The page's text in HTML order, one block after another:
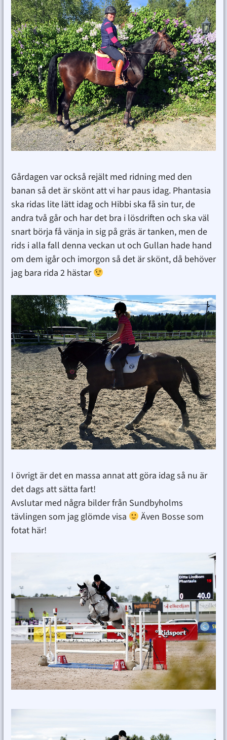
Gårdagen var också rejält med ridning med den
banan så det är skönt att vi har paus idag. Phantasia
ska ridas lite lätt idag och Hibbi ska få sin tur, de
andra två går och har det bra i lösdriften och ska väl
snart börja få vänja in sig på gräs är tanken, men de
rids i alla fall denna veckan ut och Gullan hade hand
om dem igår och imorgon så det är skönt, då behöver
jag bara rida 2 hästar
I övrigt är det en massa annat att göra idag så nu är
det dags att sätta fart!
Avslutar med några bilder från Sundbyholms
tävlingen som jag glömde visa
Även Bosse som
fotat här!